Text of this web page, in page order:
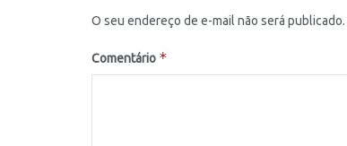
O seu endereço de e-mail não será publicado.
Comentário *